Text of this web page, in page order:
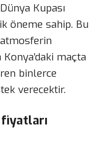
Kupası
öneme sahip. Bu
maçta
binlerce
verecektir.